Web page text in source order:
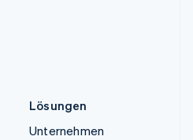
Lösungen
Unternehmen